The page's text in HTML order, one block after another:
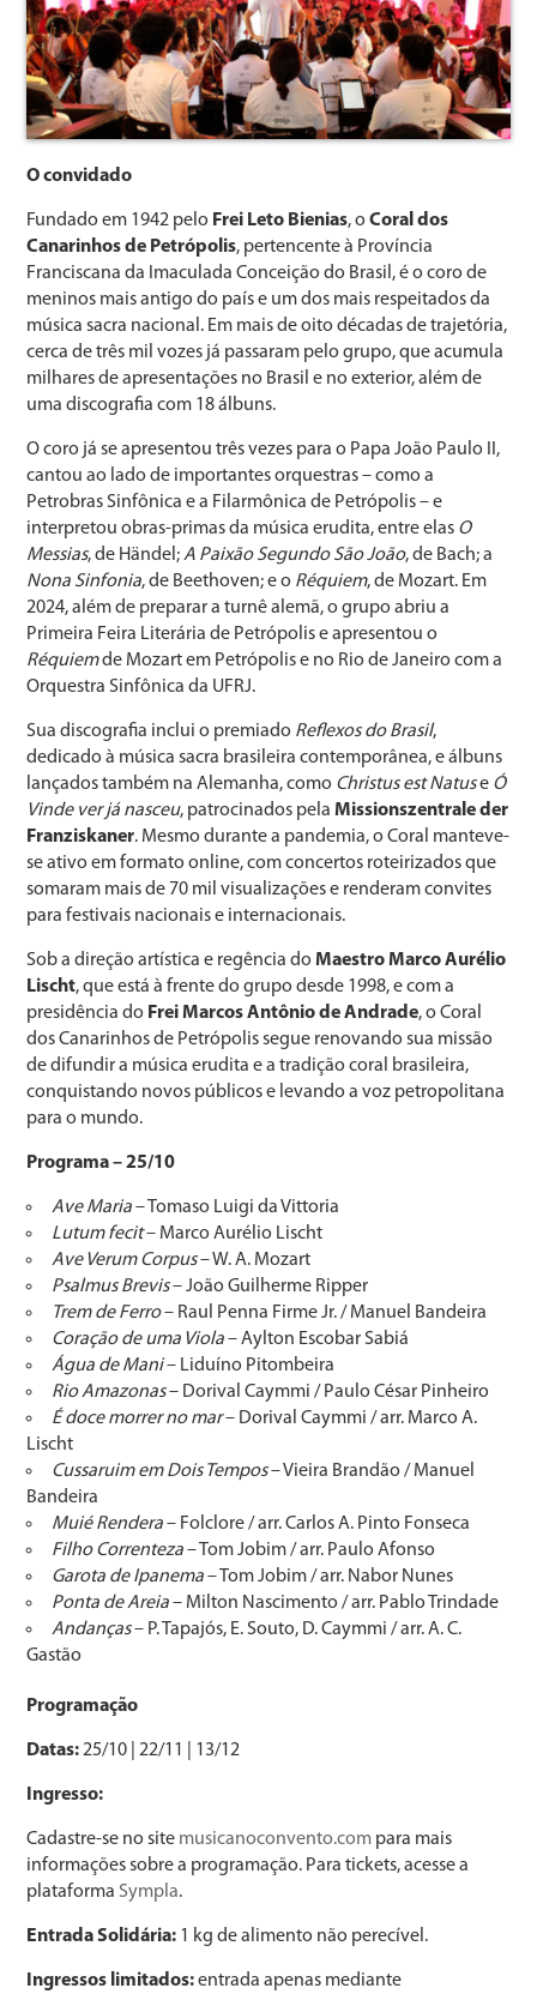
O convidado
Fundado em 1942 pelo Frei Leto Bienias, oCoral dos
Canarinhos de Petrópolis, pertencente à Província
Franciscana da Imaculada Conceição do Brasil, é o coro de
meninos mais antigo do país e um dos mais respeitados da
música sacra nacional. Em mais de oito décadas de trajetória,
cerca de três mil vozes já passaram pelo grupo, que acumula
milhares de apresentações no Brasil e no exterior, além de
uma discografia com 18 álbuns.
O coro já se apresentou três vezes para o Papa João Paulo II,
cantou ao lado de importantes orquestras – como a
Petrobras Sinfônica e a Filarmônica de Petrópolis – e
interpretou obras-primas da música erudita, entre elas O
Messias, de Händel;A Paixão Segundo São João, de Bach; a
Nona Sinfonia, de Beethoven; e o Réquiem, de Mozart. Em
2024, além de preparar a turnê alemã, o grupo abriu a
Primeira Feira Literária de Petrópolis e apresentou o
Réquiemde Mozart em Petrópolis e no Rio de Janeiro com a
Orquestra Sinfônica da UFRJ.
Sua discografia inclui o premiado Reflexos do Brasil,
dedicado à música sacra brasileira contemporânea, e álbuns
lançados também na Alemanha, como Christus est Natuse Ó
Vinde ver já nasceu, patrocinados pelaMissionszentrale der
Franziskaner. Mesmo durante a pandemia, o Coral manteve-
se ativo em formato online, com concertos roteirizados que
somaram mais de 70 mil visualizações e renderam convites
para festivais nacionais e internacionais.
Sob a direção artística e regência doMaestro Marco Aurélio
Lischt, que está à frente do grupo desde 1998, e com a
presidência do Frei Marcos Antônio de Andrade, o Coral
dos Canarinhos de Petrópolis segue renovando sua missão
de difundir a música erudita e a tradição coral brasileira,
conquistando novos públicos e levando a voz petropolitana
para o mundo.
Programa – 25/10
Ave Maria– Tomaso Luigi da Vittoria
Lutum fecit– Marco Aurélio Lischt
Ave Verum Corpus– W. A. Mozart
Psalmus Brevis– João Guilherme Ripper
Trem de Ferro– Raul Penna Firme Jr. / Manuel Bandeira
Coração de uma Viola– Aylton Escobar Sabiá
Água de Mani– Liduíno Pitombeira
Rio Amazonas– Dorival Caymmi / Paulo César Pinheiro
É doce morrer no mar– Dorival Caymmi / arr. Marco A.
Lischt
Cussaruim em Dois Tempos– Vieira Brandão / Manuel
Bandeira
Muié Rendera– Folclore / arr. Carlos A. Pinto Fonseca
Filho Correnteza– Tom Jobim / arr. Paulo Afonso
Garota de Ipanema– Tom Jobim / arr. Nabor Nunes
Ponta de Areia– Milton Nascimento / arr. Pablo Trindade
Andanças– P. Tapajós, E. Souto, D. Caymmi / arr. A. C.
Gastão
Programação
Datas:25/10 | 22/11 | 13/12
Ingresso:
Cadastre-se no site musicanoconvento.com para mais
informações sobre a programação. Para tickets, acesse a
plataforma Sympla.
Entrada Solidária: 1 kg de alimento não perecível.
Ingressos limitados:entrada apenas mediante